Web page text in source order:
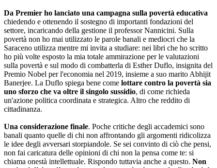
Da Premier ho lanciato una campagna sulla povertà educativa
chiedendo e ottenendo il sostegno di importanti fondazioni del
settore, incaricando della gestione il professor Nannicini. Sulla
povertà non ho mai utilizzato le parole banali e mediocri che la
Saraceno utilizza mentre mi invita a studiare: nei libri che ho scritto
ho più volte esposto la mia totale ammirazione per le valutazioni
sulla povertà e sul modo di combatterla di Esther Duflo, insignita del
Premio Nobel per l'economia nel 2019, insieme a suo marito Abhijit
Banerjee. La Duflo spiega bene come lottare contro la povertà sia
uno sforzo che va oltre il singolo sussidio, di come richieda
un'azione politica coordinata e strategica. Altro che reddito di
cittadinanza.
Una considerazione finale. Poche critiche degli accademici sono
banali quanto quelle di chi non affrontando gli argomenti ridicolizza
le idee degli avversari storpiandole. Se sei convinto di ciò che pensi,
non fai caricatura delle opinioni di chi non la pensa come te: si
chiama onestà intellettuale. Rispondo tuttavia anche a questo. Non